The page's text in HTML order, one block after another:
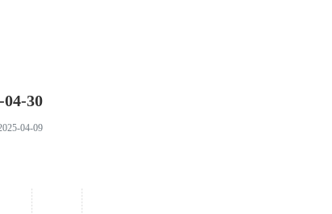
30
04-09